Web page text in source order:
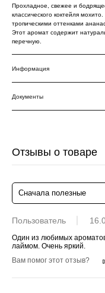
Прохладное, свежее и
классического коктейля
тропическими оттенками
Этот аромат содержит
перечную.
Информация
Документы
Отзывы о товаре
Сначала полезные
Пользователь
Один из любимых
лаймом. Очень яркий.
Вам помог этот отзыв?